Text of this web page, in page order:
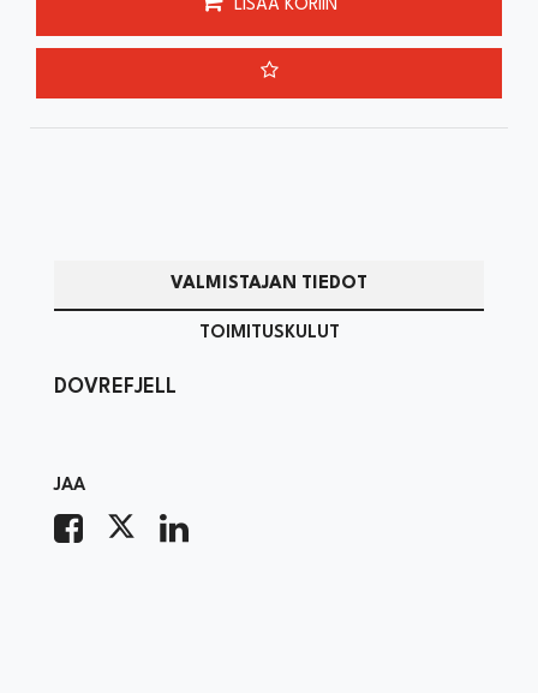
LISÄÄ KORIIN
VALMISTAJAN TIEDOT
TOIMITUSKULUT
DOVREFJELL
JAA